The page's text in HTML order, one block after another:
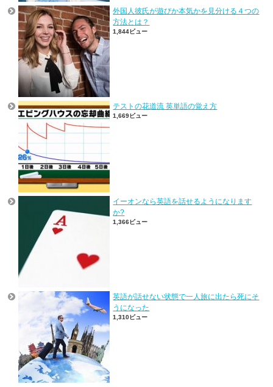
外国人彼氏が遊びか本気かを見分ける４つの
方法とは？
1,844ビュー
テストの花道流 英単語の覚え方
1,669ビュー
イーオンなら英語を話せるようになります
か?
1,366ビュー
英語が話せない状態で一人旅に出たら死にそ
うになった
1,310ビュー